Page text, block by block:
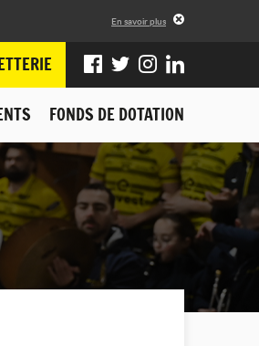
En savoir plus
FONDS DE DOTATION